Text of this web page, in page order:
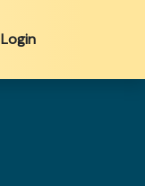
Login